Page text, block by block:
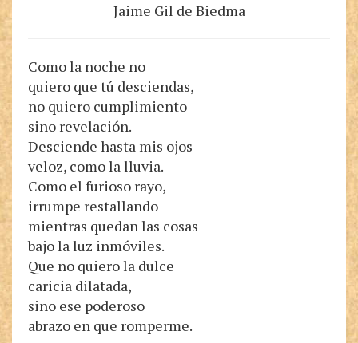
Jaime Gil de Biedma
Como la noche no
quiero que tú desciendas,
no quiero cumplimiento
sino revelación.
Desciende hasta mis ojos
veloz, como la lluvia.
Como el furioso rayo,
irrumpe restallando
mientras quedan las cosas
bajo la luz inmóviles.
Que no quiero la dulce
caricia dilatada,
sino ese poderoso
abrazo en que romperme.